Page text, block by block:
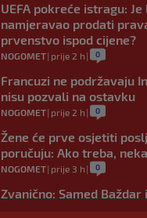
UEFA pokreće istragu:
namjeravao prodati
prvenstvo ispod cijene?
NOGOMET| prije 2 h | 0
Francuzi ne podržavaju
nisu pozvali na ostavku
NOGOMET| prije 2 h | 0
Žene će prve osjetiti
poručuju: Ako treba,
NOGOMET| prije 3 h | 0
Zvanično: Samed
zadužio broj sa velikom